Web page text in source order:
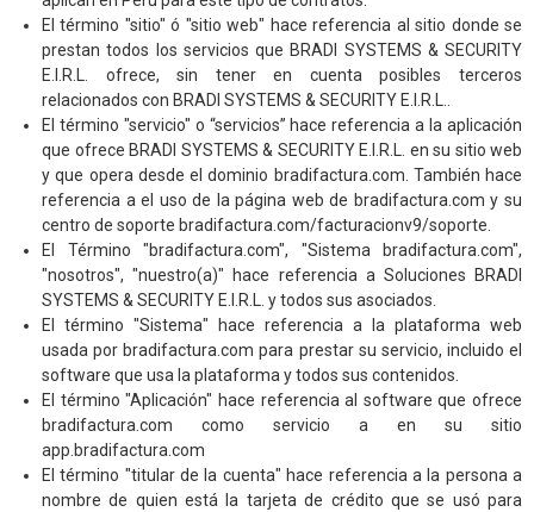
El término "sitio" ó "sitio web" hace referencia al sitio donde se
prestan todos los servicios que BRADI SYSTEMS & SECURITY
E.I.R.L. ofrece, sin tener en cuenta posibles terceros
relacionados con BRADI SYSTEMS & SECURITY E.I.R.L..
El término "servicio" o “servicios” hace referencia a la aplicación
que ofrece BRADI SYSTEMS & SECURITY E.I.R.L. en su sitio web
y que opera desde el dominio bradifactura.com. También hace
referencia a el uso de la página web de bradifactura.com y su
centro de soporte bradifactura.com/facturacionv9/soporte.
El Término "bradifactura.com", "Sistema bradifactura.com",
"nosotros", "nuestro(a)" hace referencia a Soluciones BRADI
SYSTEMS & SECURITY E.I.R.L. y todos sus asociados.
El término "Sistema" hace referencia a la plataforma web
usada por bradifactura.com para prestar su servicio, incluido el
software que usa la plataforma y todos sus contenidos.
El término "Aplicación" hace referencia al software que ofrece
bradifactura.com como servicio a en su sitio
app.bradifactura.com
El término "titular de la cuenta" hace referencia a la persona a
nombre de quien está la tarjeta de crédito que se usó para